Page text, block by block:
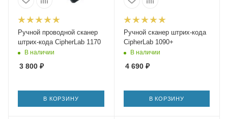
Ручной проводной сканер
штрих-кода CipherLab 1170
В наличии
3 800 ₽
В КОРЗИНУ
Ручной сканер штрих-кода
CipherLab 1090+
В наличии
4 690₽
В КОРЗИНУ